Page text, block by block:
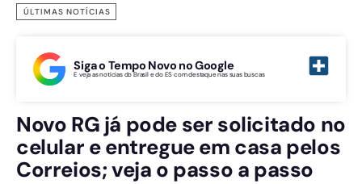
ÚLTIMAS NOTÍCIAS
Siga o Tempo Novo no Google
E veja as notícias do Brasil e do ES com destaque nas suas buscas
Novo RG já pode ser solicitado no
celular e entregue em casa pelos
Correios; veja o passo a passo